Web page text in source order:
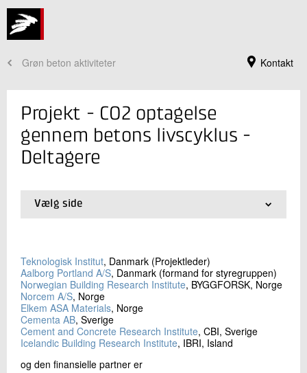
Kontakt
Grøn beton aktiviteter
Claus Pade
Souschef
Beton
+45 72 20 21 83
Send e-mail
Projekt - CO2 optagelse
gennem betons livscyklus -
Deltagere
Vælg side
01.Introduktion
04.Deltagere
Teknologisk Institut, Danmark (Projektleder)
Aalborg Portland A/S, Danmark (formand for styregruppen)
Norwegian Building Research Institute, BYGGFORSK, Norge
Norcem A/S, Norge
Elkem ASA Materials, Norge
Cementa AB, Sverige
Cement and Concrete Research Institute, CBI, Sverige
Icelandic Building Research Institute, IBRI, Island
og den finansielle partner er